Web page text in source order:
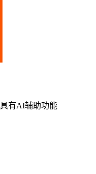
有AI辅助功能